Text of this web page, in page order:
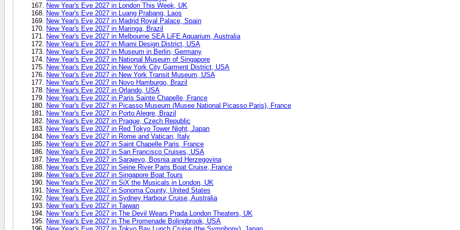
New Year's Eve 2027 in London This Week, UK
New Year's Eve 2027 in Luang Prabang, Laos
New Year's Eve 2027 in Madrid Royal Palace, Spain
New Year's Eve 2027 in Maringa, Brazil
New Year's Eve 2027 in Melbourne SEA LiFE Aquarium, Australia
New Year's Eve 2027 in Miami Design District, USA
New Year's Eve 2027 in Museum in Berlin, Germany
New Year's Eve 2027 in National Museum of Singapore
New Year's Eve 2027 in New York City Garment District, USA
New Year's Eve 2027 in New York Transit Museum, USA
New Year's Eve 2027 in Novo Hamburgo, Brazil
New Year's Eve 2027 in Orlando, USA
New Year's Eve 2027 in Paris Sainte Chapelle, France
New Year's Eve 2027 in Picasso Museum (Musee National Picasso Paris), France
New Year's Eve 2027 in Porto Alegre, Brazil
New Year's Eve 2027 in Prague, Czech Republic
New Year's Eve 2027 in Red Tokyo Tower Night, Japan
New Year's Eve 2027 in Rome and Vatican, Italy
New Year's Eve 2027 in Saint Chapelle Paris, France
New Year's Eve 2027 in San Francisco Cruises, USA
New Year's Eve 2027 in Sarajevo, Bosnia and Herzegovina
New Year's Eve 2027 in Seine River Paris Boat Cruise, France
New Year's Eve 2027 in Singapore Boat Tours
New Year's Eve 2027 in SiX the Musicals in London, UK
New Year's Eve 2027 in Sonoma County, United States
New Year's Eve 2027 in Sydney Harbour Cruise, Australia
New Year's Eve 2027 in Taiwan
New Year's Eve 2027 in The Devil Wears Prada London Theaters, UK
New Year's Eve 2027 in The Promenade Bolingbrook, USA